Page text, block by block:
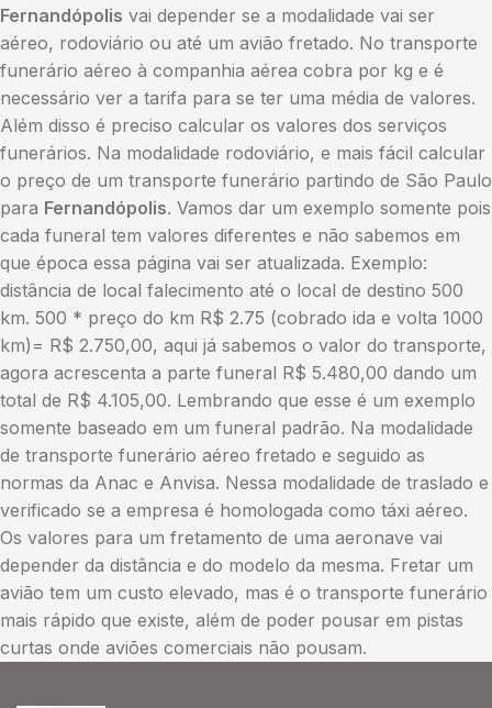
Fernandópolis vai depender se a modalidade vai ser
aéreo, rodoviário ou até um avião fretado. No transporte
funerário aéreo à companhia aérea cobra por kg e é
necessário ver a tarifa para se ter uma média de valores.
Além disso é preciso calcular os valores dos serviços
funerários. Na modalidade rodoviário, e mais fácil calcular
o preço de um transporte funerário partindo de São Paulo
para Fernandópolis. Vamos dar um exemplo somente pois
cada funeral tem valores diferentes e não sabemos em
que época essa página vai ser atualizada. Exemplo:
distância de local falecimento até o local de destino 500
km. 500 * preço do km R$ 2.75 (cobrado ida e volta 1000
km)= R$ 2.750,00, aqui já sabemos o valor do transporte,
agora acrescenta a parte funeral R$ 5.480,00 dando um
total de R$ 4.105,00. Lembrando que esse é um exemplo
somente baseado em um funeral padrão. Na modalidade
de transporte funerário aéreo fretado e seguido as
normas da Anac e Anvisa. Nessa modalidade de traslado e
verificado se a empresa é homologada como táxi aéreo.
Os valores para um fretamento de uma aeronave vai
depender da distância e do modelo da mesma. Fretar um
avião tem um custo elevado, mas é o transporte funerário
mais rápido que existe, além de poder pousar em pistas
curtas onde aviões comerciais não pousam.